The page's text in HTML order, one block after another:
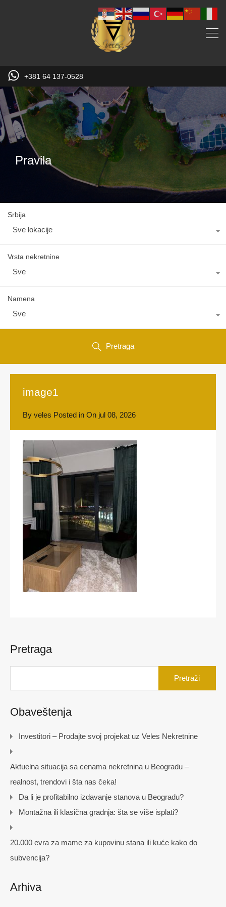
+381 64 137-0528
Pravila
Srbija
Sve lokacije
Vrsta nekretnine
Sve
Namena
Sve
Pretraga
image1
By veles Posted in On jul 08, 2026
Pretraga
Obaveštenja
Investitori – Prodajte svoj projekat uz Veles Nekretnine
Aktuelna situacija sa cenama nekretnina u Beogradu –
realnost, trendovi i šta nas čeka!
Da li je profitabilno izdavanje stanova u Beogradu?
Montažna ili klasična gradnja: šta se više isplati?
20.000 evra za mame za kupovinu stana ili kuće kako do
subvencija?
Arhiva